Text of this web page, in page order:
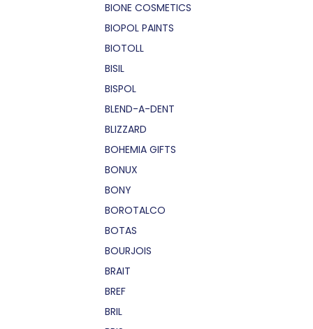
BIONE COSMETICS
BIOPOL PAINTS
BIOTOLL
BISIL
BISPOL
BLEND-A-DENT
BLIZZARD
BOHEMIA GIFTS
BONUX
BONY
BOROTALCO
BOTAS
BOURJOIS
BRAIT
BREF
BRIL